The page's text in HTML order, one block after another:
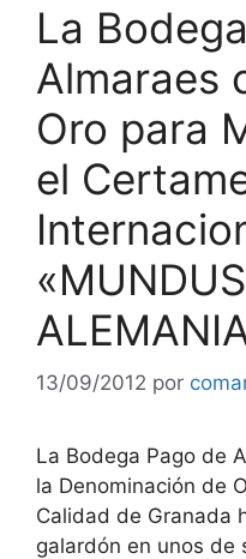
La
Almaraes
Oro para
el
13/09/2012 por
La Bodega Pago de
la Denominación de
Calidad de Granada
galardón en unos de